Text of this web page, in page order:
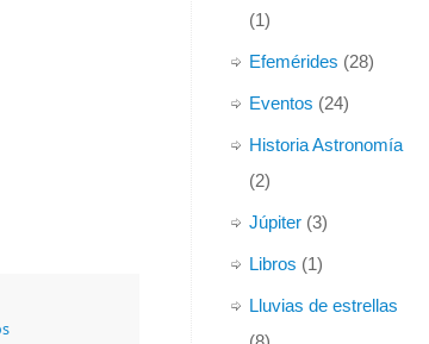
(1)
Efemérides (28)
Eventos (24)
Historia Astronomía
(2)
Júpiter (3)
Libros (1)
Lluvias de estrellas